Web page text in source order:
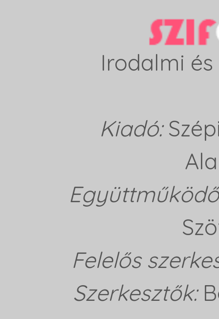
Irodalmi
Kiadó:
Felelős
Szerkesztők: